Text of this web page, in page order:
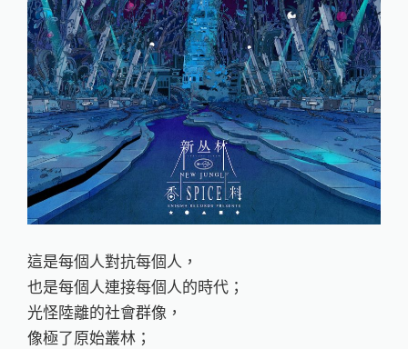
這是每個人對抗每個人，
也是每個人連接每個人的時代；
光怪陸離的社會群像，
像極了原始叢林；